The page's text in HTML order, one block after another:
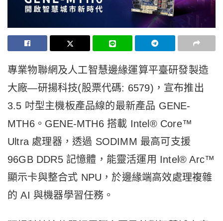
專業物聯網及人工智慧邊緣運算平臺研發製造
大廠—研揚科技(股票代碼: 6579)，宣布推出
3.5 吋型主機板產品線的最新產品 GENE-
MTH6。GENE-MTH6 搭載 Intel® Core™
Ultra 處理器，透過 SODIMM 最高可支援
96GB DDR5 記憶體，能靈活運用 Intel® Arc™
顯示卡與整合式 NPU，於邊緣端高效處理複雜
的 AI 與機器學習任務。